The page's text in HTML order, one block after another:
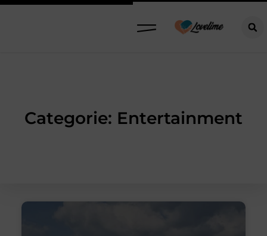
Categorie: Entertainment